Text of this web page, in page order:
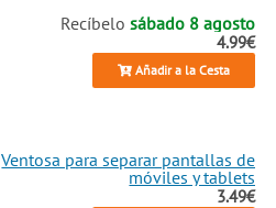
Recíbelo sábado 8 agosto
4.99€
Añadir a la Cesta
Ventosa para separar pantallas de
móviles y tablets
3.49€